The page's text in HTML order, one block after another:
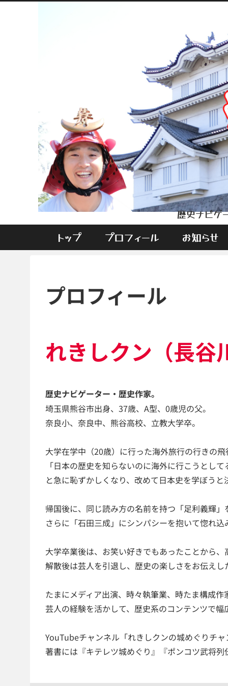
歴史ナビゲ
トップ プロフィール お知らせ
プロフィール
れきしクン（長谷
歴史ナビゲーター・歴史作家。
埼玉県熊谷市出身、37歳、A型、0歳児の父。
奈良小、奈良中、熊谷高校、立教大学卒。
大学在学中（20歳）に行った海外旅行の行きの飛
「日本の歴史を知らないのに海外に行こうとして
と急に恥ずかしくなり、改めて日本史を学ぼうと
帰国後に、同じ読み方の名前を持つ「足利義輝」
さらに「石田三成」にシンパシーを抱いて惚れ込
大学卒業後は、お笑い好きでもあったことから
解散後は芸人を引退し、歴史の楽しさをお伝え
たまにメディア出演、時々執筆業、時たま構成作
芸人の経験を活かして、歴史系のコンテンツで幅
YouTubeチャンネル「れきしクンの城めぐりチ
著書には『キテレツ城めぐり』『ポンコツ武将列